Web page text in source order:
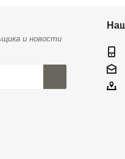
и новости